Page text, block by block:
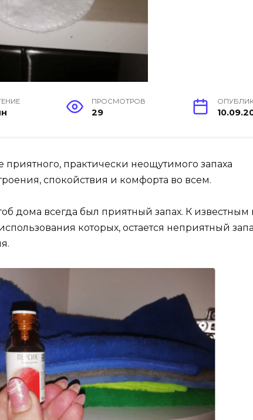
ПРОСМОТРОВ
29
практически неощутимого запаха
спокойствия и комфорта во всем.
дома всегда был приятный запах. К известным
которых, остается неприятный